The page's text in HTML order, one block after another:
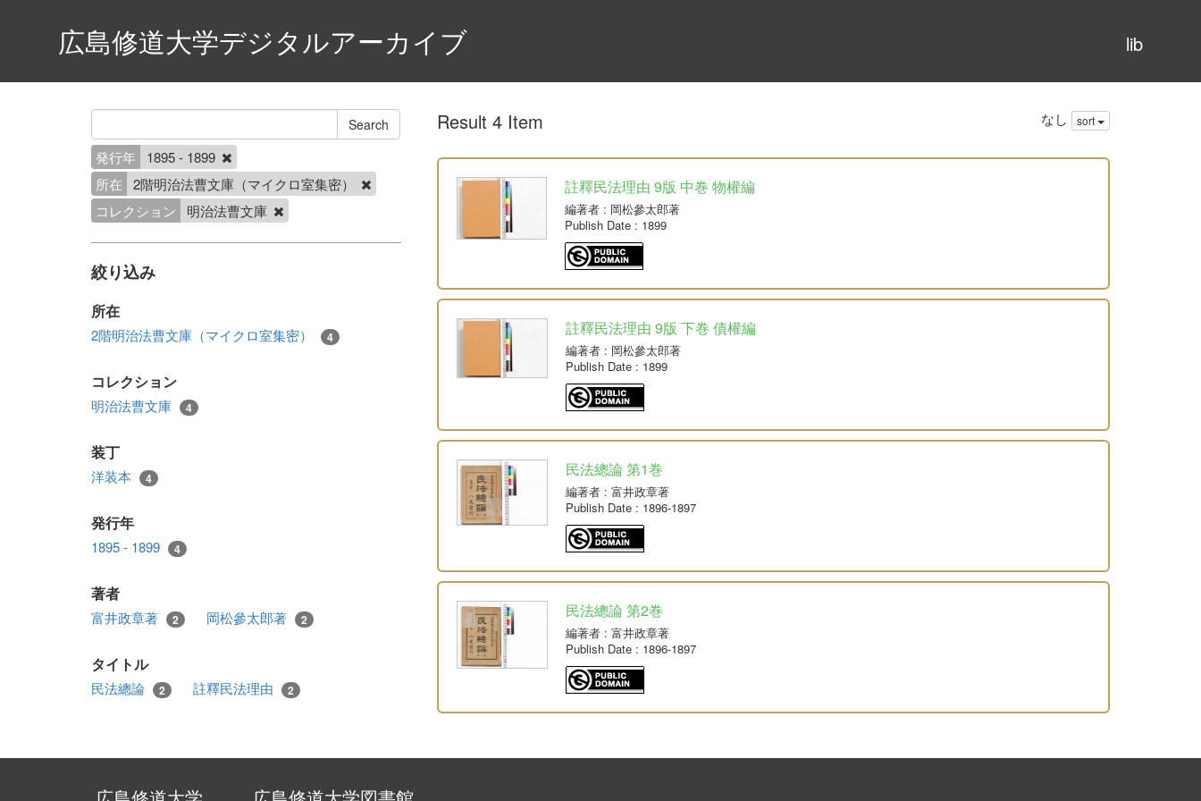
lib
広島修道大学デジタルアーカイブ
発行年
1895 - 1899
所在
2階明治法曹文庫（マイクロ室集密）
コレクション
明治法曹文庫
絞り込み
所在
2階明治法曹文庫（マイクロ室集密） 4
コレクション
明治法曹文庫 4
装丁
洋装本 4
発行年
1895 - 1899 4
著者
富井政章著 2 岡松參太郎著 2
タイトル
民法總論 2 註釋民法理由 2
Result 4 Item なし sort
註釋民法理由 9版 中巻 物權編
編著者: 岡松參太郎著
Publish Date: 1899
註釋民法理由 9版 下巻 債權編
編著者: 岡松參太郎著
Publish Date: 1899
民法總論 第1巻
編著者: 富井政章著
Publish Date: 1896-1897
民法總論 第2巻
編著者: 富井政章著
Publish Date: 1896-1897